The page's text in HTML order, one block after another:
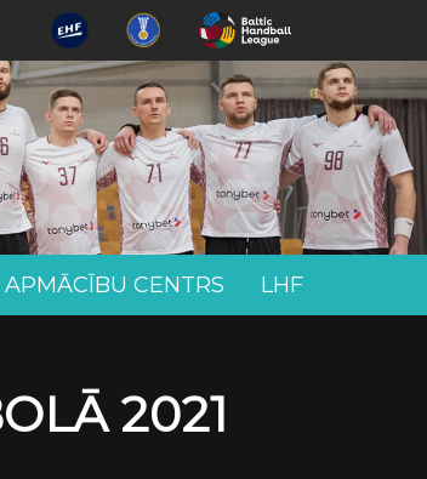
APMĀCĪBU CENTRS LHF
2021